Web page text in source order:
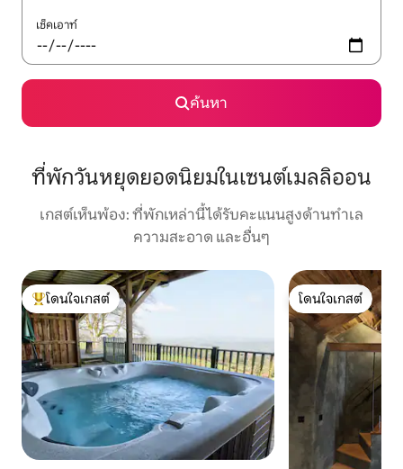
เช็คเอาท์
ค้นหา
ที่พักวันหยุดยอดนิยมในเซนต์เมลลิออน
เกสต์เห็นพ้อง: ที่พักเหล่านี้ได้รับคะแนนสูงด้านทำเล
ความสะอาด และอื่นๆ
โดนใจเกสต์ที่สุด
โดนใจเกสต์
โดนใจเกสต์
โดนใจเกสต์